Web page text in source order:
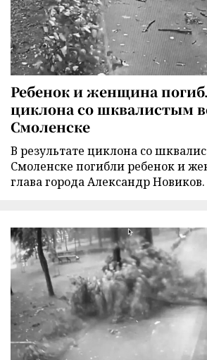
Ребенок и женщина
циклона со шквалистым
Смоленске
В результате циклона со
Смоленске погибли ребенок и
глава города Александр Новиков.